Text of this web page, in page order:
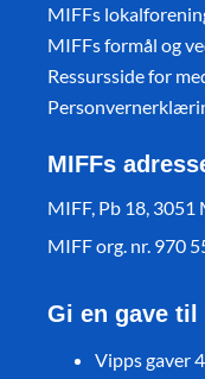
MIFFs
MIFFs formål og
Ressursside for
MIFFs
MIFF, Pb 18, 3051
MIFF org. nr. 970
Gi en gave til
Vipps gaver